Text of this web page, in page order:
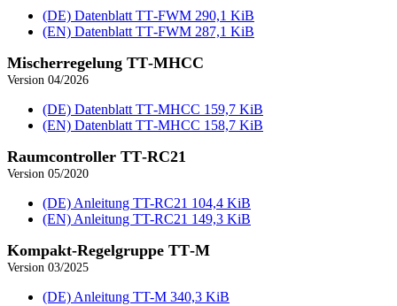
(DE) Datenblatt TT‑FWM 290,1 KiB
(EN) Datenblatt TT‑FWM 287,1 KiB
Mischerregelung TT‑MHCC
Version 04/2026
(DE) Datenblatt TT‑MHCC 159,7 KiB
(EN) Datenblatt TT‑MHCC 158,7 KiB
Raum­controller TT‑RC21
Version 05/2020
(DE) Anleitung TT-RC21 104,4 KiB
(EN) Anleitung TT-RC21 149,3 KiB
Kompakt-Regel­gruppe TT‑M
Version 03/2025
(DE) Anleitung TT-M 340,3 KiB